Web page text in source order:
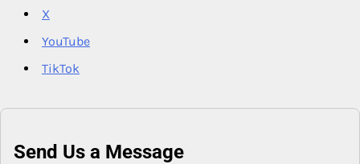
X
YouTube
TikTok
Send Us a Message